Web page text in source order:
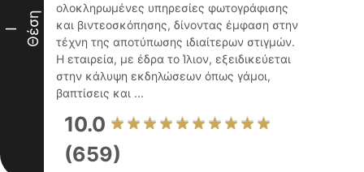
I Θέση
ολοκληρωμένες υπηρεσίες φωτογράφισης
και βιντεοσκόπησης, δίνοντας έμφαση στην
τέχνη της αποτύπωσης ιδιαίτερων στιγμών.
Η εταιρεία, με έδρα το Ίλιον, εξειδικεύεται
στην κάλυψη εκδηλώσεων όπως γάμοι,
βαπτίσεις και ...
10.0
(659)